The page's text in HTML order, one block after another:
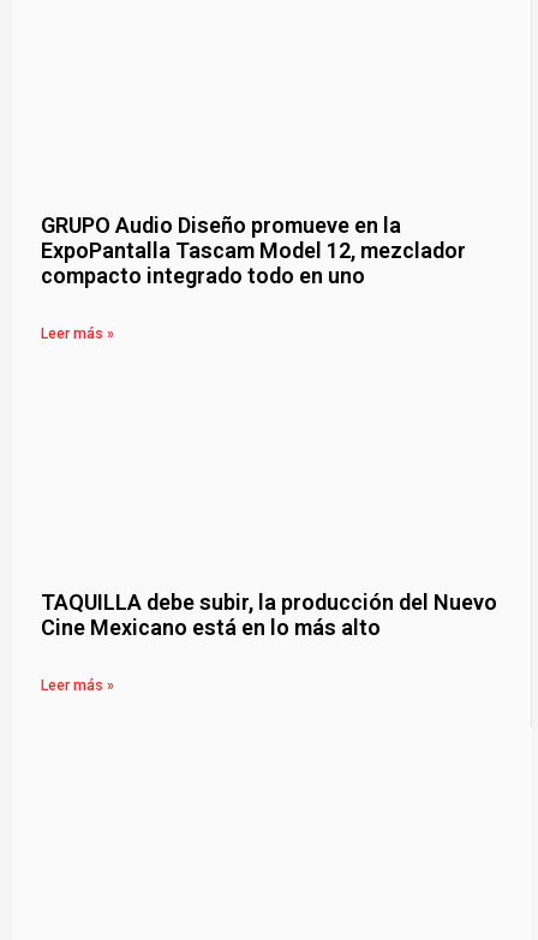
GRUPO Audio Diseño promueve en la
ExpoPantalla Tascam Model 12, mezclador
compacto integrado todo en uno
Leer más »
TAQUILLA debe subir, la producción del Nuevo
Cine Mexicano está en lo más alto
Leer más »